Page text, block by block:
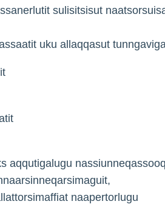
sulisitsisut
uku allaqqasut
aqqutigalugu
naapertorlugu